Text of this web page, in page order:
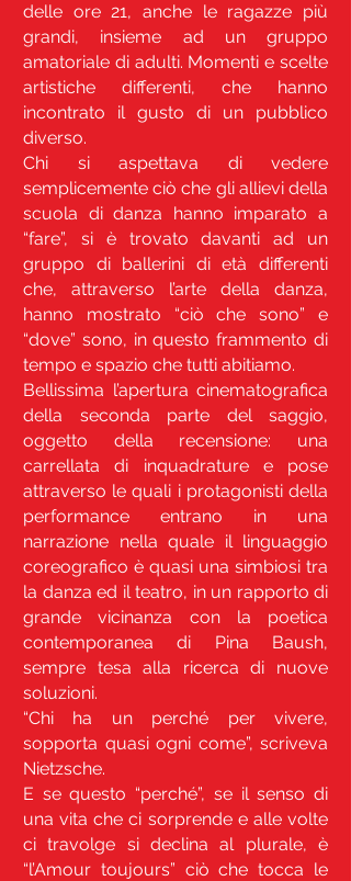
delle ore 21, anche le ragazze più
grandi, insieme ad un gruppo
amatoriale di adulti. Momenti e scelte
artistiche differenti, che hanno
incontrato il gusto di un pubblico
diverso.
Chi si aspettava di vedere
semplicemente ciò che gli allievi della
scuola di danza hanno imparato a
“fare”, si è trovato davanti ad un
gruppo di ballerini di età differenti
che, attraverso l’arte della danza,
hanno mostrato “ciò che sono” e
“dove” sono, in questo frammento di
tempo e spazio che tutti abitiamo.
Bellissima l’apertura cinematografica
della seconda parte del saggio,
oggetto della recensione: una
carrellata di inquadrature e pose
attraverso le quali i protagonisti della
performance entrano in una
narrazione nella quale il linguaggio
coreografico è quasi una simbiosi tra
la danza ed il teatro, in un rapporto di
grande vicinanza con la poetica
contemporanea di Pina Baush,
sempre tesa alla ricerca di nuove
soluzioni.
“Chi ha un perché per vivere,
sopporta quasi ogni come”, scriveva
Nietzsche.
E se questo “perché”, se il senso di
una vita che ci sorprende e alle volte
ci travolge si declina al plurale, è
“l’Amour toujours” ciò che tocca le